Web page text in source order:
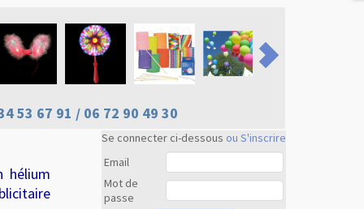
53 67 91 / 06 72 90 49 30
Se connecter ci-dessous ou S'inscrire
Email
Mot de
passe
hélium